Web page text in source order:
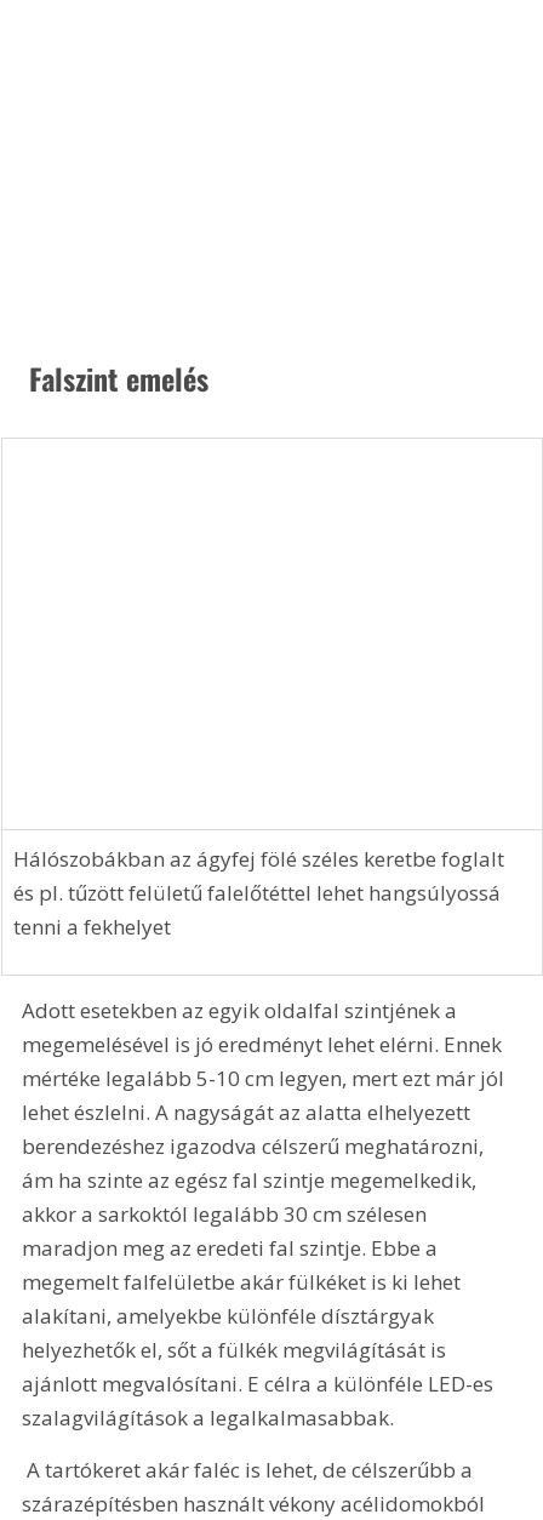
Falszint emelés
Hálószobákban az ágyfej fölé széles keretbe foglalt
és pl. tűzött felületű falelőtéttel lehet hangsúlyossá
tenni a fekhelyet
Adott esetekben az egyik oldalfal szintjének a
megemelésével is jó eredményt lehet elérni. Ennek
mértéke legalább 5-10 cm legyen, mert ezt már jól
lehet észlelni. A nagyságát az alatta elhelyezett
berendezéshez igazodva célszerű meghatározni,
ám ha szinte az egész fal szintje megemelkedik,
akkor a sarkoktól legalább 30 cm szélesen
maradjon meg az eredeti fal szintje. Ebbe a
megemelt falfelületbe akár fülkéket is ki lehet
alakítani, amelyekbe különféle dísztárgyak
helyezhetők el, sőt a fülkék megvilágítását is
ajánlott megvalósítani. E célra a különféle LED-es
szalagvilágítások a legalkalmasabbak.
A tartókeret akár faléc is lehet, de célszerűbb a
szárazépítésben használt vékony acélidomokból